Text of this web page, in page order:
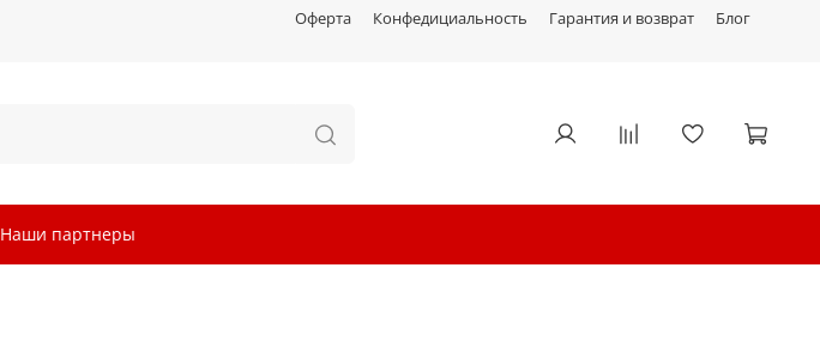
Оферта Конфедициальность Гарантия и возврат Блог
Наши партнеры